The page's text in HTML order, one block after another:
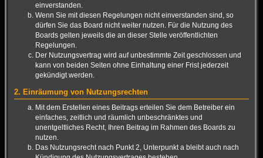
einverstanden.
Wenn Sie mit diesen Regelungen nicht einverstanden sind, so
dürfen Sie das Board nicht weiter nutzen. Für die Nutzung des
Boards gelten jeweils die an dieser Stelle veröffentlichten
Regelungen.
Der Nutzungsvertrag wird auf unbestimmte Zeit geschlossen und
kann von beiden Seiten ohne Einhaltung einer Frist jederzeit
gekündigt werden.
2. Einräumung von Nutzungsrechten
Mit dem Erstellen eines Beitrags erteilen Sie dem Betreiber ein
einfaches, zeitlich und räumlich unbeschränktes und
unentgeltliches Recht, Ihren Beitrag im Rahmen des Boards zu
nutzen.
Das Nutzungsrecht nach Punkt 2, Unterpunkt a bleibt auch nach